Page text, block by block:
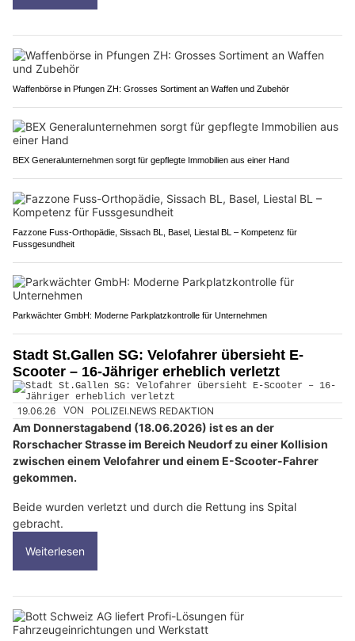
Waffenbörse in Pfungen ZH: Grosses Sortiment an Waffen und Zubehör
BEX Generalunternehmen sorgt für gepflegte Immobilien aus einer Hand
Fazzone Fuss-Orthopädie, Sissach BL, Basel, Liestal BL – Kompetenz für
Fussgesundheit
Parkwächter GmbH: Moderne Parkplatzkontrolle für Unternehmen
Stadt St.Gallen SG: Velofahrer übersieht E-
Scooter – 16-Jähriger erheblich verletzt
19.06.26 VON POLIZEI.NEWS REDAKTION
Am Donnerstagabend (18.06.2026) ist es an der
Rorschacher Strasse im Bereich Neudorf zu einer Kollision
zwischen einem Velofahrer und einem E-Scooter-Fahrer
gekommen.
Beide wurden verletzt und durch die Rettung ins Spital
gebracht.
Weiterlesen